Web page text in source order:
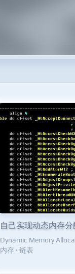
自己实现动态内存分
Dynamic Memory
内存 · 链表